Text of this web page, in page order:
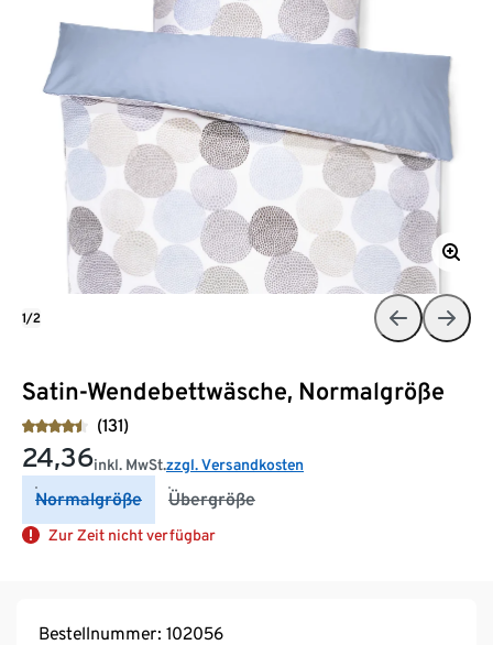
Satin-Wendebettwäsche, Normalgröße
(131)
24,36inkl. MwSt.zzgl. Versandkosten
Normalgröße Übergröße
Zur Zeit nicht verfügbar
1/2
Bestellnummer: 102056